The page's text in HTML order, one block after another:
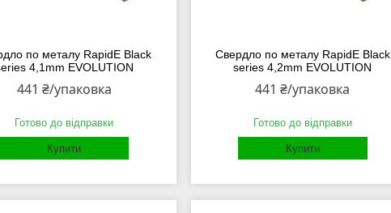
по металу RapidE Black
4,1mm EVOLUTION
441 ₴/упаковка
Готово до відправки
Купити
Свердло по металу RapidE Black
series 4,2mm EVOLUTION
441 ₴/упаковка
Готово до відправки
Купити